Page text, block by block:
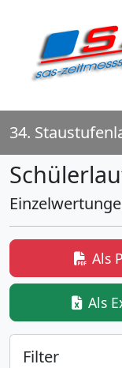
34.
Als
Als
Filter